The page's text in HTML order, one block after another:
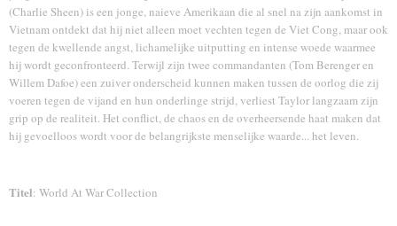
(Charlie Sheen) is een jonge, naieve Amerikaan die al snel na zijn aankomst in
Vietnam ontdekt dat hij niet alleen moet vechten tegen de Viet Cong, maar ook
tegen de kwellende angst, lichamelijke uitputting en intense woede waarmee
hij wordt geconfronteerd. Terwijl zijn twee commandanten (Tom Berenger en
Willem Dafoe) een zuiver onderscheid kunnen maken tussen de oorlog die zij
voeren tegen de vijand en hun onderlinge strijd, verliest Taylor langzaam zijn
grip op de realiteit. Het conflict, de chaos en de overheersende haat maken dat
hij gevoelloos wordt voor de belangrijkste menselijke waarde... het leven.
Titel: World At War Collection